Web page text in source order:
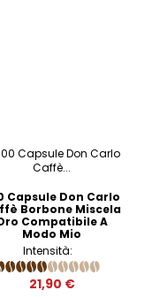
Capsule Don Carlo
Borbone Miscela
Compatibile A
Modo Mio
Intensità:
21,90 €